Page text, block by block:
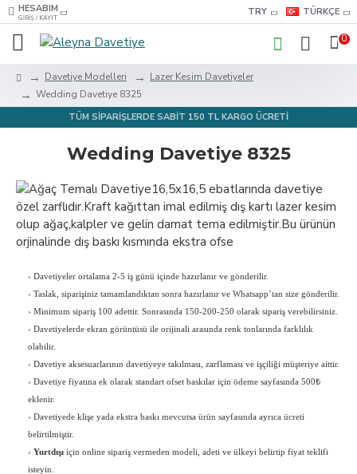
HESABIM
GIRIŞ / KAYIT
TRY TÜRKÇE
0
Davetiye Modelleri
Lazer Kesim Davetiyeler
Wedding Davetiye 8325
TÜM SİPARİŞLERDE SABİT 150 TL KARGO ÜCRETİ
Wedding Davetiye 8325
› Davetiyeler ortalama 2-5 iş günü içinde hazırlanır ve gönderilir.
› Taslak, siparişiniz tamamlandıktan sonra hazırlanır ve Whatsapp’tan size gönderilir.
› Minimum sipariş 100 adettir. Sonrasında 150-200-250 olarak sipariş verebilirsiniz.
› Davetiyelerde ekran görüntüsü ile orijinali arasında renk tonlarında farklılık
olabilir.
› Davetiye aksesuarlarının davetiyeye takılması, zarflaması ve işçiliği müşteriye aittir.
› Davetiye fiyatına ek olarak standart ofset baskılar için ödeme sayfasında 500₺
eklenir.
› Davetiyede klişe yada ekstra baskı mevcutsa ürün sayfasında ayrıca ücreti
belirtilmiştir.
› Yurtdışı için online sipariş vermeden modeli, adeti ve ülkeyi belirtip fiyat teklifi
isteyin.